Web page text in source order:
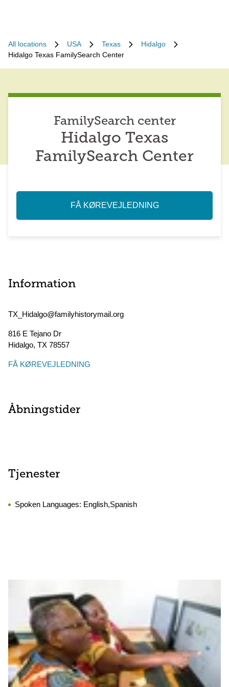
All locations USA Texas
Hidalgo
Hidalgo Texas FamilySearch Center
FamilySearch center
Hidalgo Texas
FamilySearch Center
FÅ KØREVEJLEDNING
Information
TX_Hidalgo@familyhistorymail.org
816 E Tejano Dr
Hidalgo, TX 78557
FÅ KØREVEJLEDNING
Åbningstider
Tjenester
Spoken Languages: English,Spanish